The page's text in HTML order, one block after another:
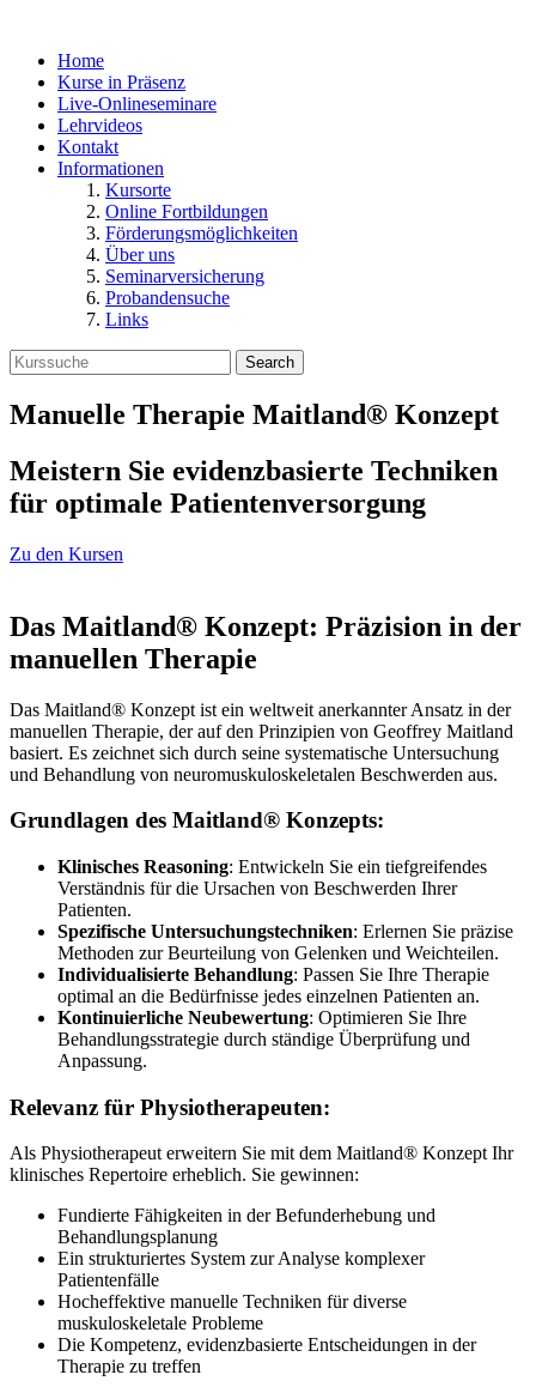
Home
Kurse in Präsenz
Live-Onlineseminare
Lehrvideos
Kontakt
Informationen
Kursorte
Online Fortbildungen
Förderungsmöglichkeiten
Über uns
Seminarversicherung
Probandensuche
Links
Search
Manuelle Therapie Maitland® Konzept
Meistern Sie evidenzbasierte Techniken
für optimale Patientenversorgung
Zu den Kursen
Das Maitland® Konzept: Präzision in der
manuellen Therapie
Das Maitland® Konzept ist ein weltweit anerkannter Ansatz in der
manuellen Therapie, der auf den Prinzipien von Geoffrey Maitland
basiert. Es zeichnet sich durch seine systematische Untersuchung
und Behandlung von neuromuskuloskeletalen Beschwerden aus.
Grundlagen des Maitland® Konzepts:
Klinisches Reasoning: Entwickeln Sie ein tiefgreifendes
Verständnis für die Ursachen von Beschwerden Ihrer
Patienten.
Spezifische Untersuchungstechniken: Erlernen Sie präzise
Methoden zur Beurteilung von Gelenken und Weichteilen.
Individualisierte Behandlung: Passen Sie Ihre Therapie
optimal an die Bedürfnisse jedes einzelnen Patienten an.
Kontinuierliche Neubewertung: Optimieren Sie Ihre
Behandlungsstrategie durch ständige Überprüfung und
Anpassung.
Relevanz für Physiotherapeuten:
Als Physiotherapeut erweitern Sie mit dem Maitland® Konzept Ihr
klinisches Repertoire erheblich. Sie gewinnen:
Fundierte Fähigkeiten in der Befunderhebung und
Behandlungsplanung
Ein strukturiertes System zur Analyse komplexer
Patientenfälle
Hocheffektive manuelle Techniken für diverse
muskuloskeletale Probleme
Die Kompetenz, evidenzbasierte Entscheidungen in der
Therapie zu treffen